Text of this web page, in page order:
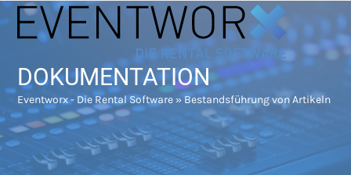
Skip
to
Open
mobile
menu
Close
mobile
menu
DOKUMENTATION
Eventworx - Die Rental Software»Bestandsführung von Artikeln